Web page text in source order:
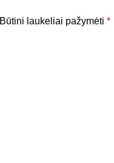
Būtini laukeliai pažymėti *